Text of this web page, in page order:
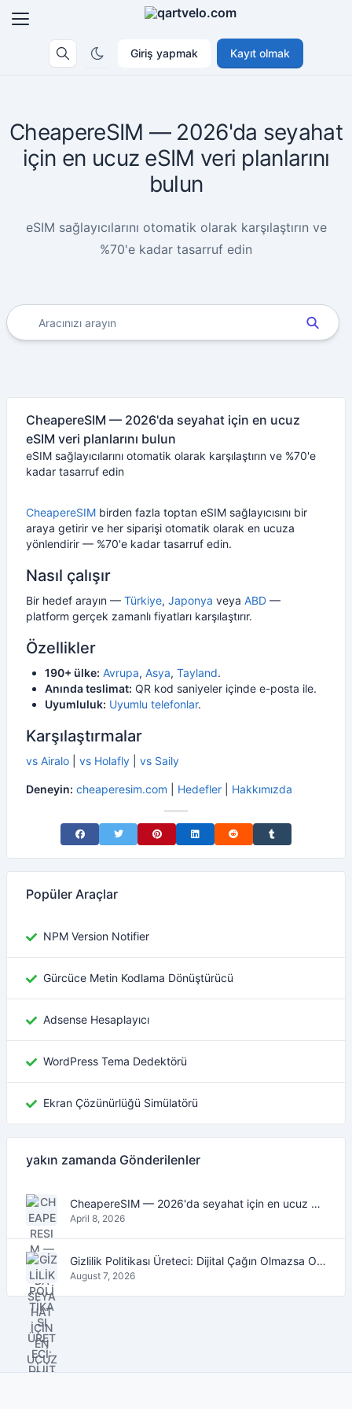
Giriş yapmak Kayıt olmak
CheapereSIM — 2026'da seyahat
için en ucuz eSIM veri planlarını
bulun
eSIM sağlayıcılarını otomatik olarak karşılaştırın ve
%70'e kadar tasarruf edin
CheapereSIM — 2026'da seyahat için en ucuz
eSIM veri planlarını bulun
eSIM sağlayıcılarını otomatik olarak karşılaştırın ve %70'e
kadar tasarruf edin
CheapereSIM birden fazla toptan eSIM sağlayıcısını bir
araya getirir ve her siparişi otomatik olarak en ucuza
yönlendirir — %70'e kadar tasarruf edin.
Nasıl çalışır
Bir hedef arayın — Türkiye, Japonya veya ABD —
platform gerçek zamanlı fiyatları karşılaştırır.
Özellikler
190+ ülke: Avrupa, Asya, Tayland.
Anında teslimat: QR kod saniyeler içinde e-posta ile.
Uyumluluk: Uyumlu telefonlar.
Karşılaştırmalar
vs Airalo vs Holafly vs Saily
Deneyin: cheaperesim.com Hedefler Hakkımızda
Share on Facebook
Share on TwitterShare on Pinterest
Share on LinkedIn
Share on RedditShare on Tumblr
Popüler Araçlar
NPM Version Notifier
Gürcüce Metin Kodlama Dönüştürücü
Adsense Hesaplayıcı
WordPress Tema Dedektörü
Ekran Çözünürlüğü Simülatörü
yakın zamanda Gönderilenler
CheapereSIM — 2026'da seyahat için en ucuz eSIM veri planlarını bulun
April 8, 2026
Gizlilik Politikası Üreteci: Dijital Çağın Olmazsa Olmaz Aracı
August 7, 2026